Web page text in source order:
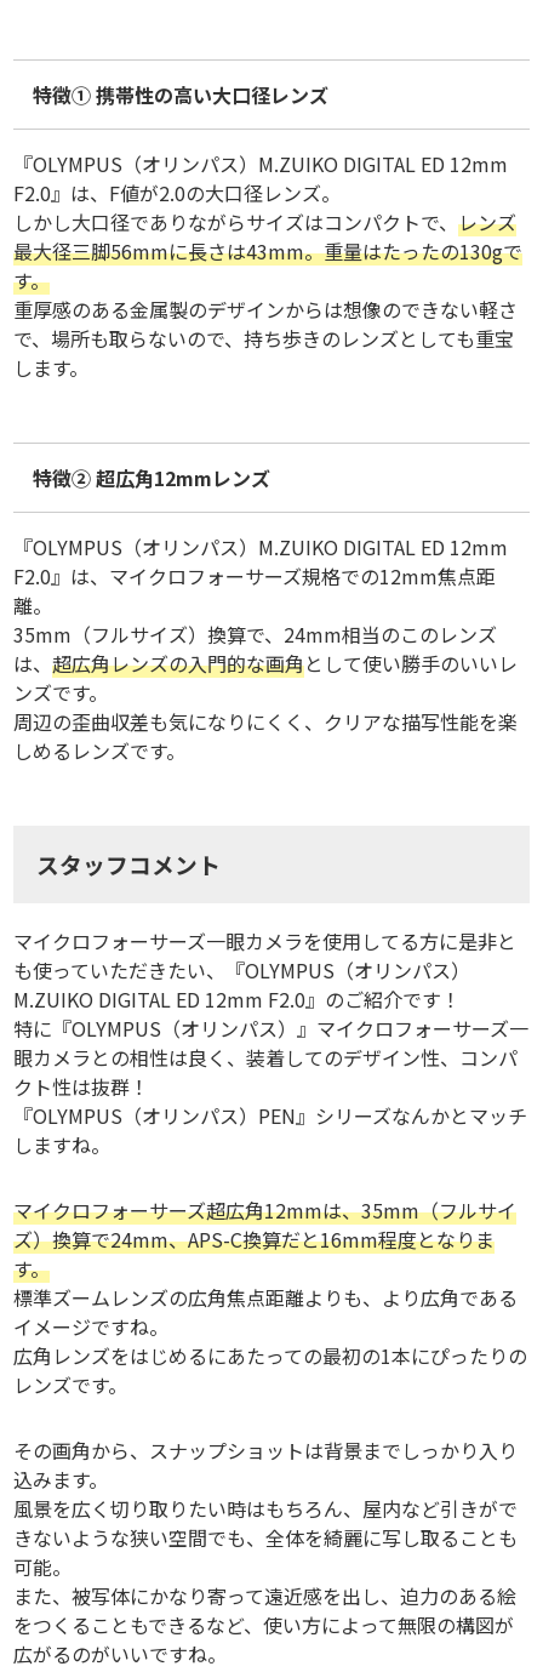
特徴① 携帯性の高い大口径レンズ
『OLYMPUS（オリンパス）M.ZUIKO DIGITAL ED 12mm
F2.0』は、F値が2.0の大口径レンズ。
しかし大口径でありながらサイズはコンパクトで、レンズ
最大径三脚56mmに長さは43mm。重量はたったの130gで
す。
重厚感のある金属製のデザインからは想像のできない軽さ
で、場所も取らないので、持ち歩きのレンズとしても重宝
します。
特徴② 超広角12mmレンズ
『OLYMPUS（オリンパス）M.ZUIKO DIGITAL ED 12mm
F2.0』は、マイクロフォーサーズ規格での12mm焦点距
離。
35mm（フルサイズ）換算で、24mm相当のこのレンズ
は、超広角レンズの入門的な画角として使い勝手のいいレ
ンズです。
周辺の歪曲収差も気になりにくく、クリアな描写性能を楽
しめるレンズです。
スタッフコメント
マイクロフォーサーズ一眼カメラを使用してる方に是非と
も使っていただきたい、『OLYMPUS（オリンパス）
M.ZUIKO DIGITAL ED 12mm F2.0』のご紹介です！
特に『OLYMPUS（オリンパス）』マイクロフォーサーズ一
眼カメラとの相性は良く、装着してのデザイン性、コンパ
クト性は抜群！
『OLYMPUS（オリンパス）PEN』シリーズなんかとマッチ
しますね。
マイクロフォーサーズ超広角12mmは、35mm（フルサイ
ズ）換算で24mm、APS-C換算だと16mm程度となりま
す。
標準ズームレンズの広角焦点距離よりも、より広角である
イメージですね。
広角レンズをはじめるにあたっての最初の1本にぴったりの
レンズです。
その画角から、スナップショットは背景までしっかり入り
込みます。
風景を広く切り取りたい時はもちろん、屋内など引きがで
きないような狭い空間でも、全体を綺麗に写し取ることも
可能。
また、被写体にかなり寄って遠近感を出し、迫力のある絵
をつくることもできるなど、使い方によって無限の構図が
広がるのがいいですね。